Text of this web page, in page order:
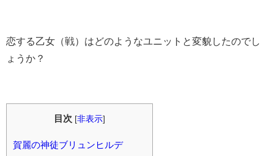
恋する乙女（戦）はどのようなユニットと変貌したのでし
ょうか？
目次 [非表示]
賀麗の神徒ブリュンヒルデ